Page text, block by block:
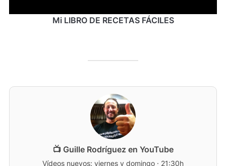
Mi LIBRO DE RECETAS FÁCILES
📺 Guille Rodríguez en YouTube
Vídeos nuevos: viernes y domingo · 21:30h